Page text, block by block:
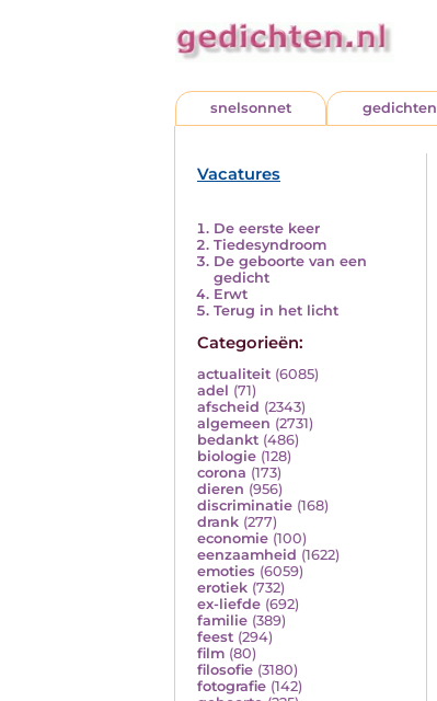
snelsonnet gedichten
Vacatures
De eerste keer
Tiedesyndroom
De geboorte van een
gedicht
Erwt
Terug in het licht
Categorieën:
actualiteit (6085)
adel (71)
afscheid (2343)
algemeen (2731)
bedankt (486)
biologie (128)
corona (173)
dieren (956)
discriminatie (168)
drank (277)
economie (100)
eenzaamheid (1622)
emoties (6059)
erotiek (732)
ex-liefde (692)
familie (389)
feest (294)
film (80)
filosofie (3180)
fotografie (142)